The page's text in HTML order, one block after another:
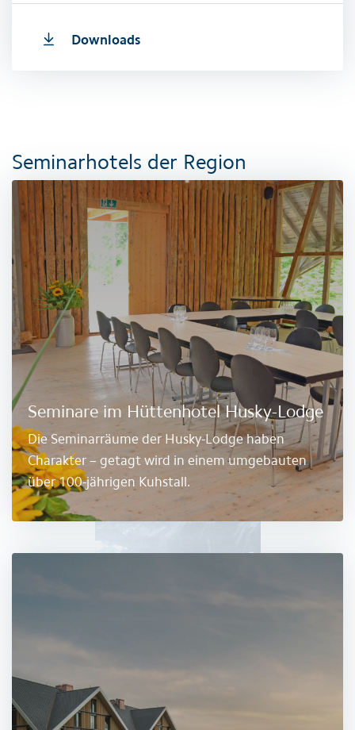
Downloads
Seminarhotels der Region
Seminare im Hüttenhotel Husky-Lodge
Die Seminarräume der Husky-Lodge haben
Charakter – getagt wird in einem umgebauten
über 100-jährigen Kuhstall.